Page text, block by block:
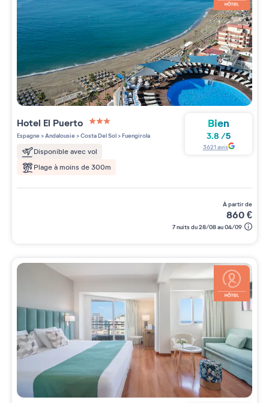
Hotel El Puerto
3 étoiles sur 5
Espagne>Andalousie>Costa Del Sol>Fuengirola
Disponible avec vol
Plage à moins de 300m
Bien
3.8 /5
3621 avis
à partir de
860€
7 nuits du 28/08 au 04/09